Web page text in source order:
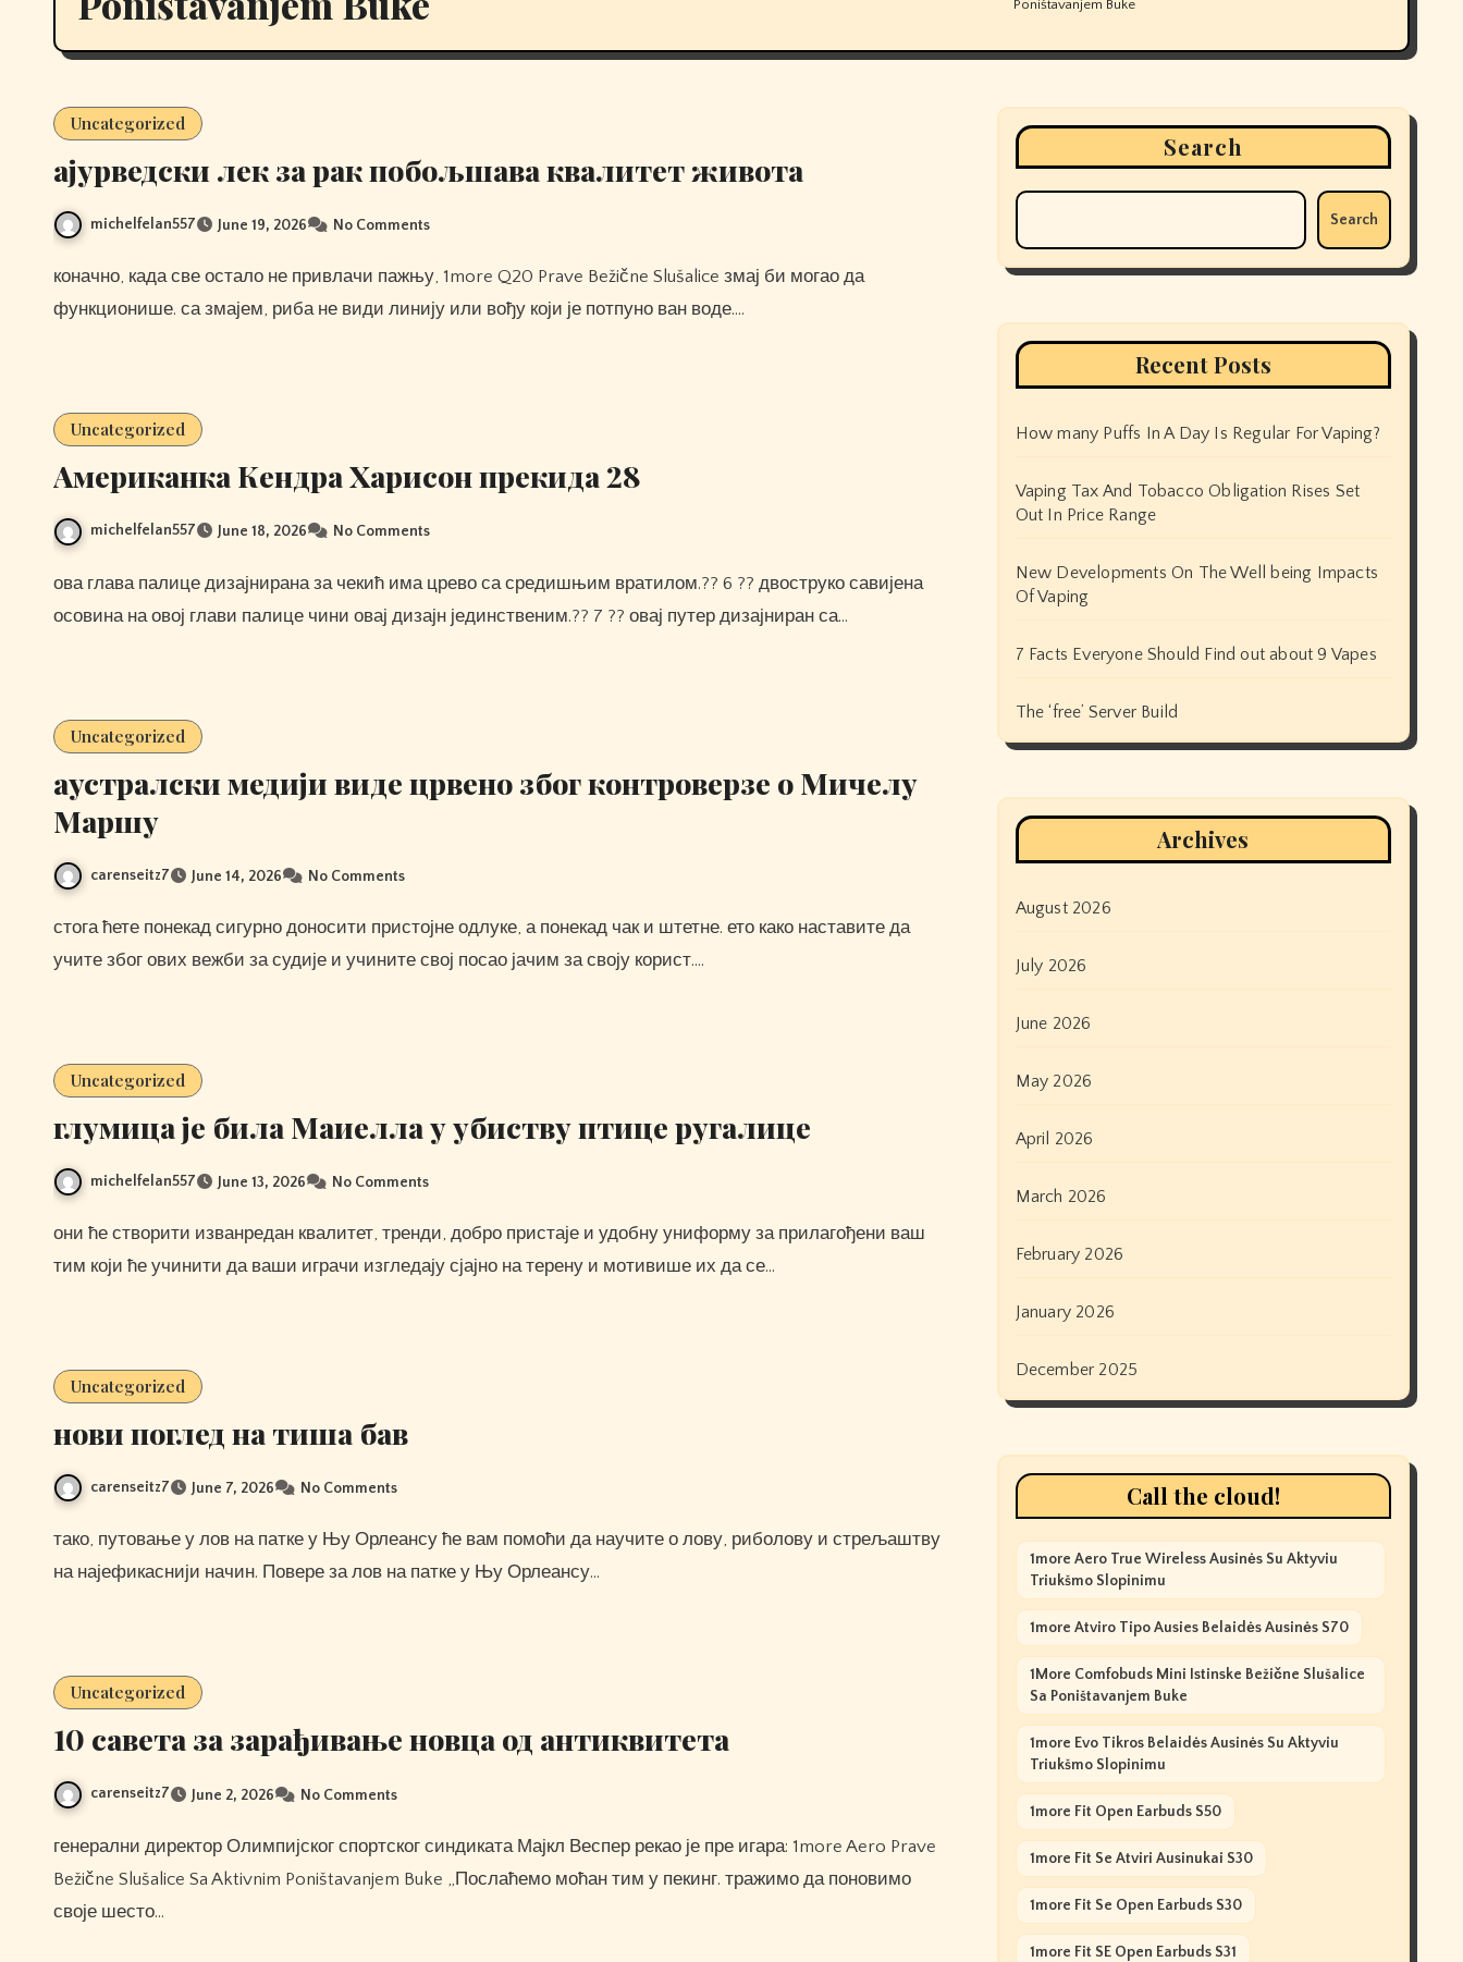
Poništavanjem Buke
Uncategorized
ајурведски лек за рак побољшава квалитет живота
michelfelan557 June 19, 2026 No Comments
коначно, када све остало не привлачи пажњу, 1more Q20 Prave Bežične Slušalice змај би могао да
функционише. са змајем, риба не види линију или вођу који је потпуно ван воде.…
Uncategorized
Американка Кендра Харисон прекида 28
michelfelan557 June 18, 2026 No Comments
ова глава палице дизајнирана за чекић има црево са средишњим вратилом.?? 6 ?? двоструко савијена
осовина на овој глави палице чини овај дизајн јединственим.?? 7 ?? овај путер дизајниран са…
Uncategorized
аустралски медији виде црвено због контроверзе о Мичелу
Маршу
carenseitz7 June 14, 2026 No Comments
стога ћете понекад сигурно доносити пристојне одлуке, а понекад чак и штетне. ето како наставите да
учите због ових вежби за судије и учините свој посао јачим за своју корист.…
Uncategorized
глумица је била Маиелла у убиству птице ругалице
michelfelan557 June 13, 2026 No Comments
они ће створити изванредан квалитет, тренди, добро пристаје и удобну униформу за прилагођени ваш
тим који ће учинити да ваши играчи изгледају сјајно на терену и мотивише их да се…
Uncategorized
нови поглед на тиша бав
carenseitz7 June 7, 2026 No Comments
тако, путовање у лов на патке у Њу Орлеансу ће вам помоћи да научите о лову, риболову и стрељаштву
на најефикаснији начин. Повере за лов на патке у Њу Орлеансу…
Uncategorized
10 савета за зарађивање новца од антиквитета
carenseitz7 June 2, 2026 No Comments
генерални директор Олимпијског спортског синдиката Мајкл Веспер рекао је пре игара: 1more Aero Prave
Bežične Slušalice Sa Aktivnim Poništavanjem Buke „Послаћемо моћан тим у пекинг. тражимо да поновимо
своје шесто…
Search
Search
Recent Posts
How many Puffs In A Day Is Regular For Vaping?
Vaping Tax And Tobacco Obligation Rises Set
Out In Price Range
New Developments On The Well being Impacts
Of Vaping
7 Facts Everyone Should Find out about 9 Vapes
The ‘free’ Server Build
Archives
August 2026
July 2026
June 2026
May 2026
April 2026
March 2026
February 2026
January 2026
December 2025
Call the cloud!
1more Aero True Wireless Ausinės Su Aktyviu
Triukšmo Slopinimu
1more Atviro Tipo Ausies Belaidės Ausinės S70
1More Comfobuds Mini Istinske Bežične Slušalice
Sa Poništavanjem Buke
1more Evo Tikros Belaidės Ausinės Su Aktyviu
Triukšmo Slopinimu
1more Fit Open Earbuds S50
1more Fit Se Atviri Ausinukai S30
1more Fit Se Open Earbuds S30
1more Fit SE Open Earbuds S31